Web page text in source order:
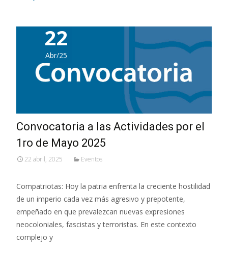
22
Abr/25
Convocatoria a las Actividades por el
1ro de Mayo 2025
22 abril, 2025 Eventos
Compatriotas: Hoy la patria enfrenta la creciente hostilidad
de un imperio cada vez más agresivo y prepotente,
empeñado en que prevalezcan nuevas expresiones
neocoloniales, fascistas y terroristas. En este contexto
complejo y